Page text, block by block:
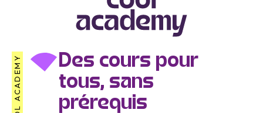
Des cours pour
tous, sans
prérequis